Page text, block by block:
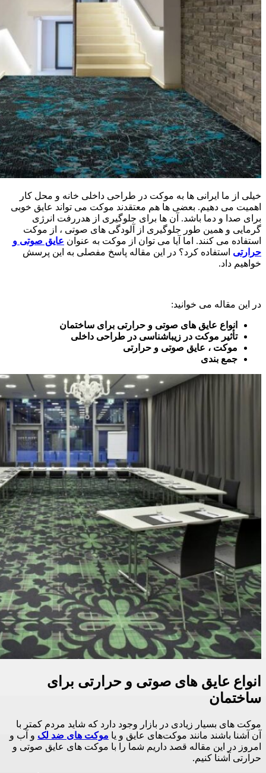
خیلی از ما ایرانی ها به موکت در طراحی داخلی خانه و محل کار
اهمیت می دهیم. بعضی ها هم معتقدند موکت می تواند عایق خوبی
برای صدا و دما باشد. آن ها برای جلوگیری از هدررفت انرژی
گرمایی و همین طور جلوگیری از آلودگی های صوتی ، از موکت
استفاده می کنند. اما آیا می توان از موکت به عنوان عایق صوتی و
حرارتی استفاده کرد؟ در این مقاله پاسخ مفصلی به این پرسش
خواهیم داد.
در این مقاله می خوانید:
انواع عایق های صوتی و حرارتی برای ساختمان
تأثیر موکت در زیباشناسی در طراحی داخلی
موکت ، عایق صوتی و حرارتی
جمع بندی
انواع عایق های صوتی و حرارتی برای
ساختمان
موکت های بسیار زیادی در بازار وجود دارد که شاید مردم کمتر با
آن آشنا باشند مانند موکت‌های عایق و یا موکت های ضد لک و آب و
امروز در این مقاله قصد داریم شما را با موکت های عایق صوتی و
حرارتی آشنا کنیم.